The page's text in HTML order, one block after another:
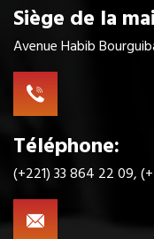
Siège de la
Avenue Habib
Téléphone:
(+221) 33 864 22 09,